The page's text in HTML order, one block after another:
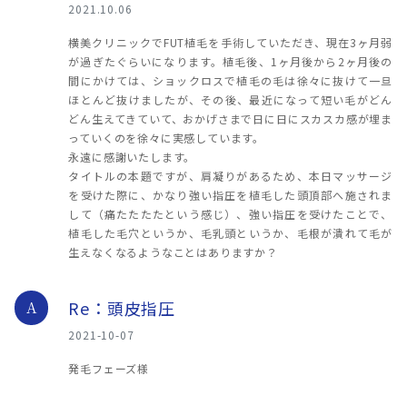
2021.10.06
横美クリニックでFUT植毛を手術していただき、現在3ヶ月弱
が過ぎたぐらいになります。植毛後、1ヶ月後から2ヶ月後の
間にかけては、ショックロスで植毛の毛は徐々に抜けて一旦
ほとんど抜けましたが、その後、最近になって短い毛がどん
どん生えてきていて、おかげさまで日に日にスカスカ感が埋ま
っていくのを徐々に実感しています。
永遠に感謝いたします。
タイトルの本題ですが、肩凝りがあるため、本日マッサージ
を受けた際に、かなり強い指圧を植毛した頭頂部へ施されま
して（痛たたたたという感じ）、強い指圧を受けたことで、
植毛した毛穴というか、毛乳頭というか、毛根が潰れて毛が
生えなくなるようなことはありますか？
A Re：頭皮指圧
2021-10-07
発毛フェーズ様